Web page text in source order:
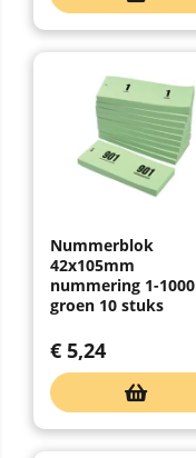
Nummerblok
42x105mm
nummering 1-1000
groen 10 stuks
€ 5,24